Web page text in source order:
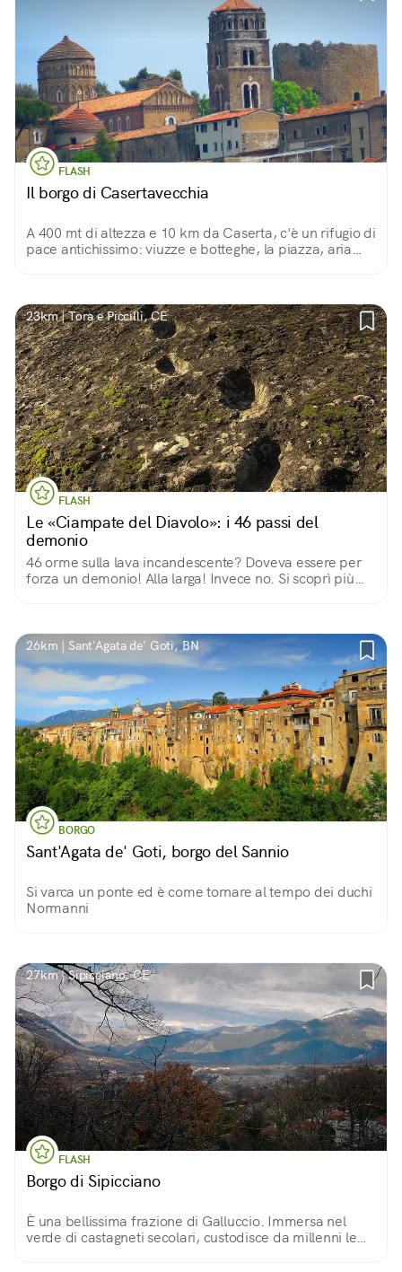
FLASH
Il borgo di Casertavecchia
A 400 mt di altezza e 10 km da Caserta, c'è un rifugio di
pace antichissimo: viuzze e botteghe, la piazza, aria
23km | Tora e Piccilli, CE
FLASH
Le «Ciampate del Diavolo»: i 46 passi del
demonio
46 orme sulla lava incandescente? Doveva essere per
forza un demonio! Alla larga! Invece no. Si scoprì più
26km | Sant'Agata de' Goti, BN
BORGO
Sant'Agata de' Goti, borgo del Sannio
Si varca un ponte ed è come tornare al tempo dei duchi
Normanni
27km | Sipicciano, CE
FLASH
Borgo di Sipicciano
È una bellissima frazione di Galluccio. Immersa nel
verde di castagneti secolari, custodisce da millenni le